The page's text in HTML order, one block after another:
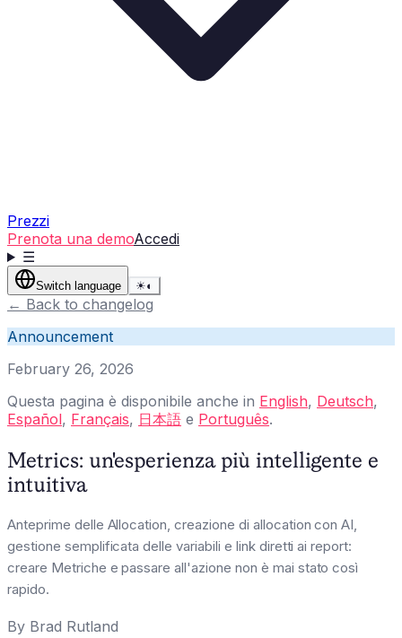
Prezzi
Prenota una demoAccedi
☰
Switch language ☀◐
← Back to changelog
Announcement
February 26, 2026
Questa pagina è disponibile anche in English, Deutsch,
Español, Français, 日本語 e Português.
Metrics: un'esperienza più intelligente e
intuitiva
Anteprime delle Allocation, creazione di allocation con AI,
gestione semplificata delle variabili e link diretti ai report:
creare Metriche e passare all'azione non è mai stato così
rapido.
By Brad Rutland